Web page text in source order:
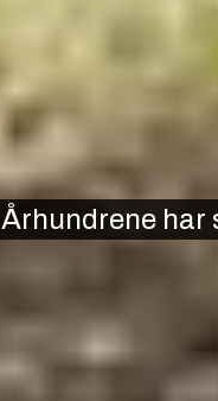
Århundrene har